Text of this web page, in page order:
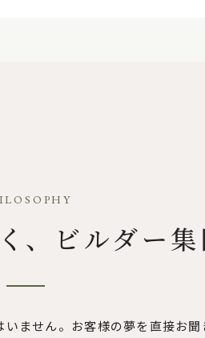
、ビルダー
ません。お客様の夢を直接お